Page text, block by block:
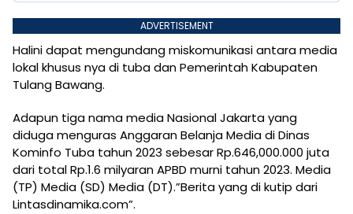
ADVERTISEMENT
Halini dapat mengundang miskomunikasi antara media
lokal khusus nya di tuba dan Pemerintah Kabupaten
Tulang Bawang.
Adapun tiga nama media Nasional Jakarta yang
diduga menguras Anggaran Belanja Media di Dinas
Kominfo Tuba tahun 2023 sebesar Rp.646,000.000 juta
dari total Rp.1.6 milyaran APBD murni tahun 2023. Media
(TP) Media (SD) Media (DT).”Berita yang di kutip dari
Lintasdinamika.com”.